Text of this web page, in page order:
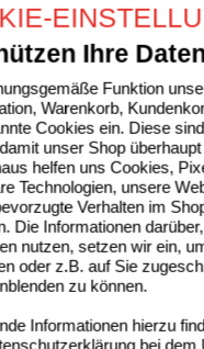
Ihre
Funktion
Warenkorb,
Cookies ein. Diese
unser Shop
helfen uns Cookies,
Technologien, unsere
Verhalten im
Die Informationen
nutzen, setzen wir ein,
oder z.B. auf Sie
zu können.
Informationen hierzu
bei dem
zur
einer Suspension
Unser Preis *
Max. Abgabe:
20 St
37%
GmbH
AVP ***
Unser Preis*
Sie sparen